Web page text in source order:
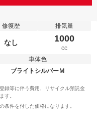
修復歴
なし
排気量
1000
cc
車体色
ブライトシルバーＭ
録等に伴う費用、リサイクル預託金
す。
条件を付した価格になります。